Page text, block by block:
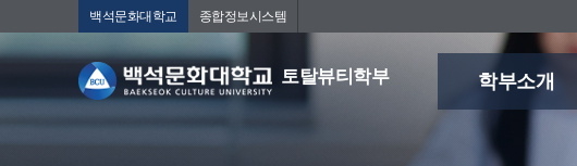
백석문화대학교 종합정보시스템
토탈뷰티학부 학부소개